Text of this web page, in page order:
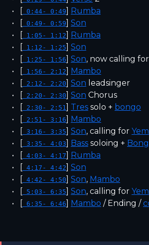
[ 0:44- 0:49] Rumba
[ 0:49- 0:59] Son
[ 1:05- 1:12] Rumba
[ 1:12- 1:25] Son
[ 1:25- 1:56] Son, now calling for
[ 1:56- 2:12] Mambo
[ 2:12- 2:20] Son leadsinger
[ 2:20- 2:30] Son Chorus
[ 2:30- 2:51] Tres solo + bongo
[ 2:51- 3:16] Mambo
[ 3:16- 3:35] Son, calling for
[ 3:35- 4:03] Bass soloing +
[ 4:03- 4:17] Rumba
[ 4:17- 4:42] Son
[ 4:42- 4:50] Son, Mambo
[ 5:03- 6:35] Son, calling for
[ 6:35- 6:46] Mambo / Ending /